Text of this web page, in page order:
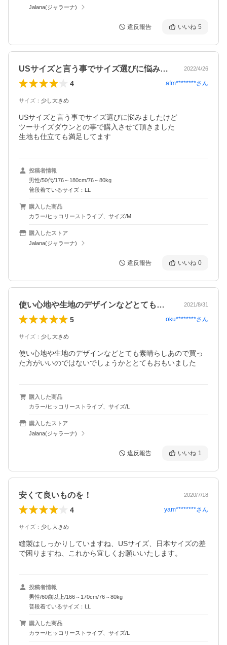
Jalana(ジャラーナ)
違反報告 いいね 5
USサイズと言う事でサイズ選びに悩みま… 2022/4/26
4 afm********さん
サイズ ： 少し大きめ
USサイズと言う事でサイズ選びに悩みましたけど
ツーサイズダウンとの事で購入させて頂きました
生地も仕立ても満足してます
投稿者情報
男性/50代/176～180cm/76～80kg
普段着ているサイズ：LL
購入した商品
カラー/ヒッコリーストライプ、サイズ/M
購入したストア
Jalana(ジャラーナ)
違反報告 いいね 0
使い心地や生地のデザインなどとても素晴… 2021/8/31
5 oku********さん
サイズ ： 少し大きめ
使い心地や生地のデザインなどとても素晴らしあので買っ
た方がいいのではないでしょうかととてもおもいました
購入した商品
カラー/ヒッコリーストライプ、サイズ/L
購入したストア
Jalana(ジャラーナ)
違反報告 いいね 1
安くて良いものを！ 2020/7/18
4 yam********さん
サイズ ： 少し大きめ
縫製はしっかりしていますね、USサイズ、日本サイズの差
で困りますね、これから宜しくお願いいたします。
投稿者情報
男性/60歳以上/166～170cm/76～80kg
普段着ているサイズ：LL
購入した商品
カラー/ヒッコリーストライプ、サイズ/L